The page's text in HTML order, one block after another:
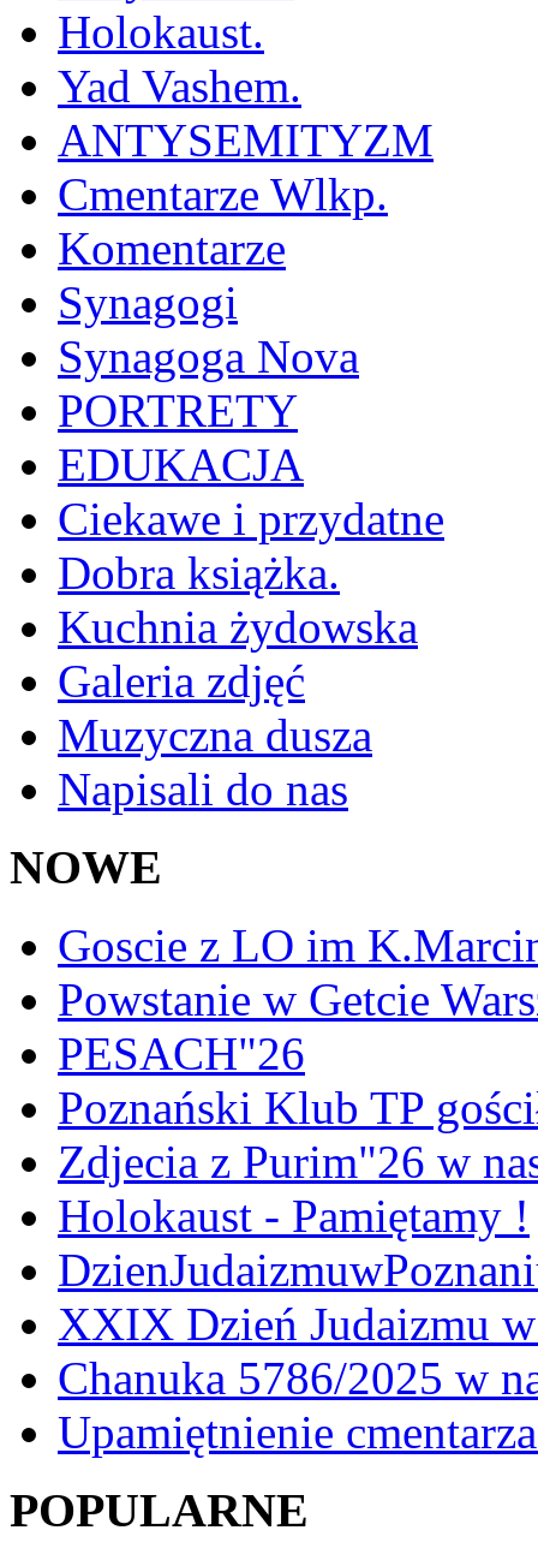
Holokaust.
Yad Vashem.
ANTYSEMITYZM
Cmentarze Wlkp.
Komentarze
Synagogi
Synagoga Nova
PORTRETY
EDUKACJA
Ciekawe i przydatne
Dobra książka.
Kuchnia żydowska
Galeria zdjęć
Muzyczna dusza
Napisali do nas
NOWE
Goscie z LO im
Powstanie w Getcie
PESACH"26
Poznański Klub TP
Zdjecia z Purim"26 w
Holokaust - Pamiętamy !
XXIX Dzień Judaizmu
Chanuka 5786/2025 w
Upamiętnienie
POPULARNE